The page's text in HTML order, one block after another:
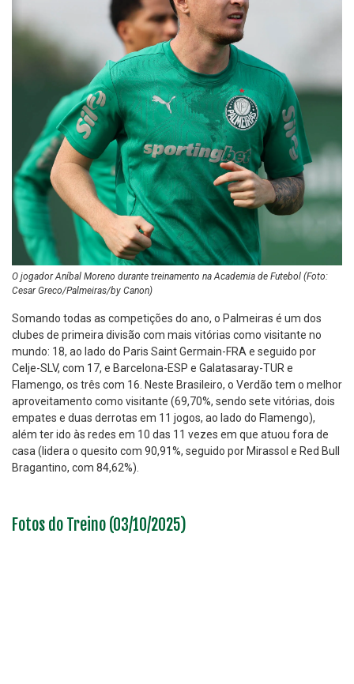
O jogador Aníbal Moreno durante treinamento na Academia de Futebol (Foto:
Cesar Greco/Palmeiras/by Canon)
Somando todas as competições do ano, o Palmeiras é um dos
clubes de primeira divisão com mais vitórias como visitante no
mundo: 18, ao lado do Paris Saint Germain-FRA e seguido por
Celje-SLV, com 17, e Barcelona-ESP e Galatasaray-TUR e
Flamengo, os três com 16. Neste Brasileiro, o Verdão tem o melhor
aproveitamento como visitante (69,70%, sendo sete vitórias, dois
empates e duas derrotas em 11 jogos, ao lado do Flamengo),
além ter ido às redes em 10 das 11 vezes em que atuou fora de
casa (lidera o quesito com 90,91%, seguido por Mirassol e Red Bull
Bragantino, com 84,62%).
Fotos do Treino (03/10/2025)